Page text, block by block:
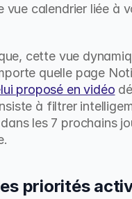
calendrier liée à
cette vue
quelle page
proposé en vidéo
à filtrer
les 7 prochains
priorités